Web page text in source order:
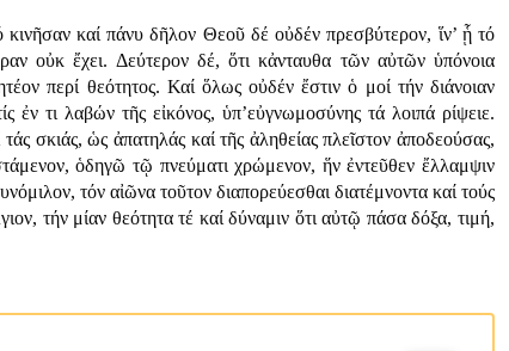
καί πάνυ δῆλον Θεοῦ δέ οὐδέν πρεσβύτερον, ἵν’ ᾗ τό
οὐκ ἔχει. Δεύτερον δέ, ὅτι κἀνταυθα τῶν αὐτῶν ὑπόνοια
περί θεότητος. Καί ὅλως οὐδέν ἔστιν ὁ μοί τήν διάνοιαν
ἐν τι λαβών τῆς εἰκόνος, ὑπ’εὐγνωμοσύνης τά λοιπά ρίψειε.
σκιάς, ὡς ἀπατηλάς καί τῆς ἀληθείας πλεῖστον ἀποδεούσας,
ὁδηγῶ τῷ πνεύματι χρώμενον, ἥν ἐντεῦθεν ἔλλαμψιν
τόν αἰῶνα τοῦτον διαπορεύεσθαι διατέμνοντα καί τούς
τήν μίαν θεότητα τέ καί δύναμιν ὅτι αὐτῷ πάσα δόξα, τιμή,